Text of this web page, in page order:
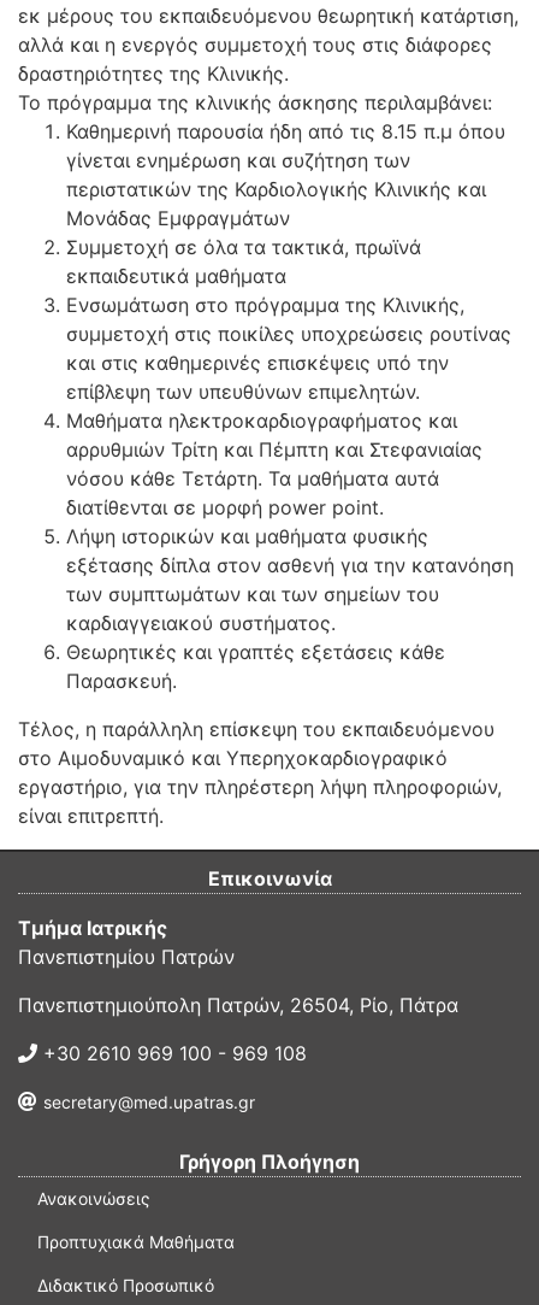
εκ μέρους του εκπαιδευόμενου θεωρητική κατάρτιση,
αλλά και η ενεργός συμμετοχή τους στις διάφορες
δραστηριότητες της Κλινικής.
Το πρόγραμμα της κλινικής άσκησης περιλαμβάνει:
Καθημερινή παρουσία ήδη από τις 8.15 π.μ όπου
γίνεται ενημέρωση και συζήτηση των
περιστατικών της Καρδιολογικής Κλινικής και
Μονάδας Εμφραγμάτων
Συμμετοχή σε όλα τα τακτικά, πρωϊνά
εκπαιδευτικά μαθήματα
Ενσωμάτωση στο πρόγραμμα της Κλινικής,
συμμετοχή στις ποικίλες υποχρεώσεις ρουτίνας
και στις καθημερινές επισκέψεις υπό την
επίβλεψη των υπευθύνων επιμελητών.
Μαθήματα ηλεκτροκαρδιογραφήματος και
αρρυθμιών Τρίτη και Πέμπτη και Στεφανιαίας
νόσου κάθε Τετάρτη. Τα μαθήματα αυτά
διατίθενται σε μορφή power point.
Λήψη ιστορικών και μαθήματα φυσικής
εξέτασης δίπλα στον ασθενή για την κατανόηση
των συμπτωμάτων και των σημείων του
καρδιαγγειακού συστήματος.
Θεωρητικές και γραπτές εξετάσεις κάθε
Παρασκευή.
Τέλος, η παράλληλη επίσκεψη του εκπαιδευόμενου
στο Αιμοδυναμικό και Υπερηχοκαρδιογραφικό
εργαστήριο, για την πληρέστερη λήψη πληροφοριών,
είναι επιτρεπτή.
Επικοινωνία
Τμήμα Ιατρικής
Πανεπιστημίου Πατρών
Πανεπιστημιούπολη Πατρών, 26504, Ρίο, Πάτρα
+30 2610 969 100 - 969 108
secretary@med.upatras.gr
Γρήγορη Πλοήγηση
Ανακοινώσεις
Προπτυχιακά Μαθήματα
Διδακτικό Προσωπικό